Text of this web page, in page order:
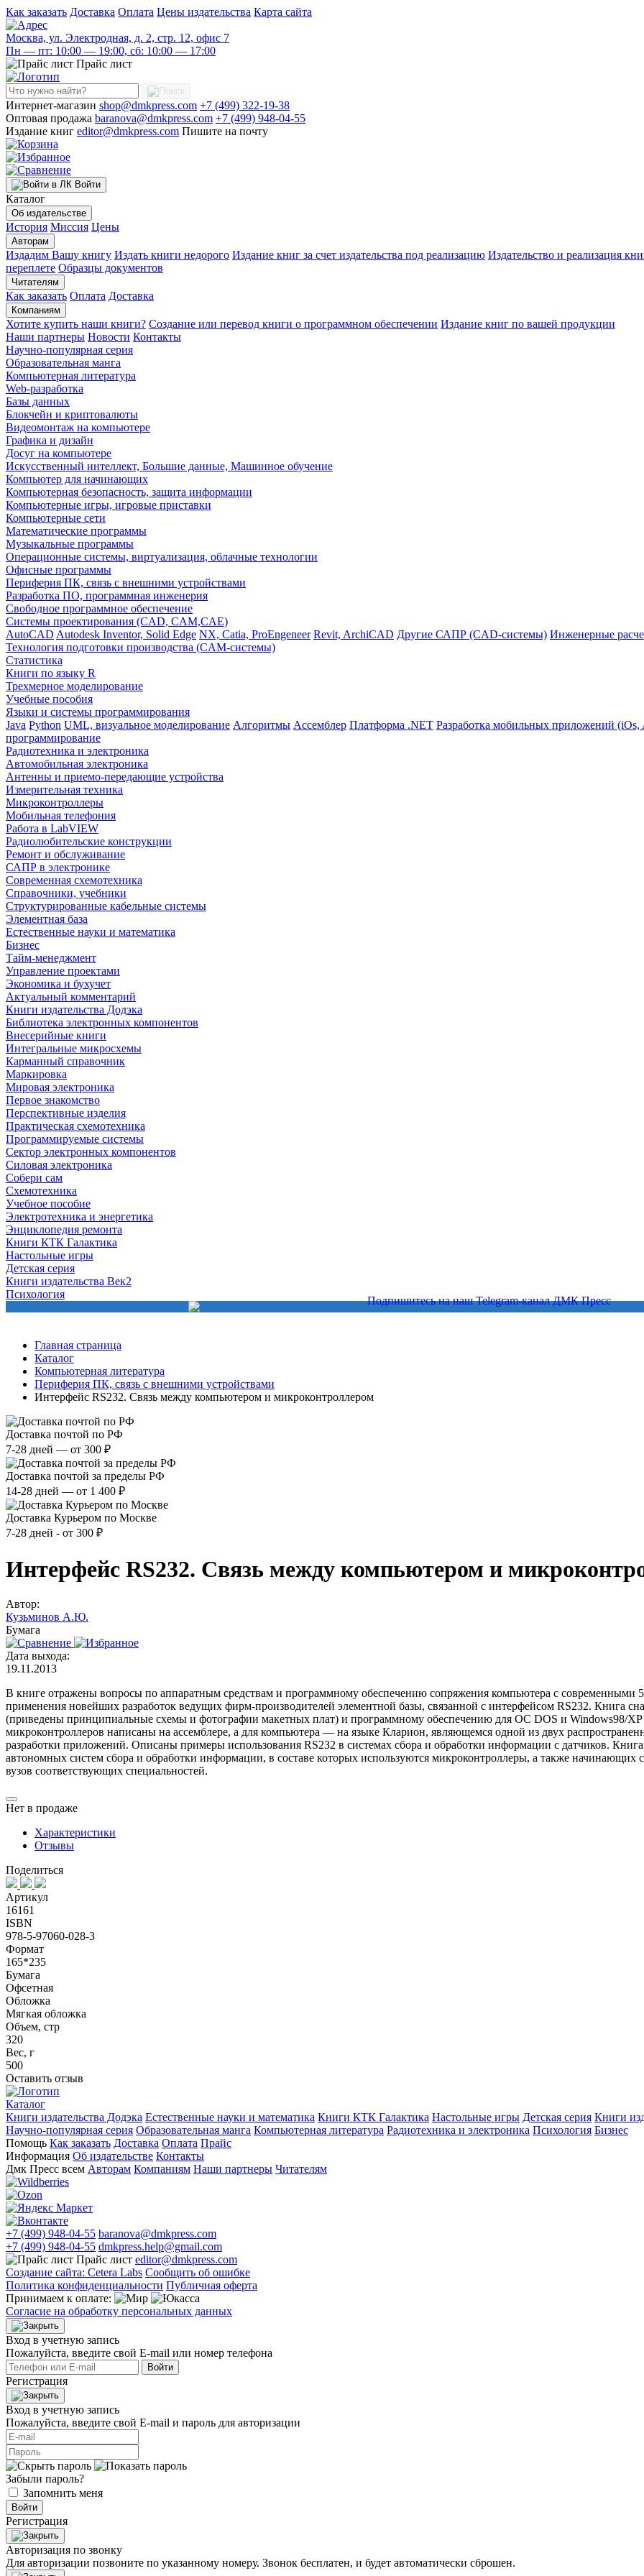
Как заказать Доставка Оплата Цены издательства Карта сайта
Москва, ул. Электродная, д. 2, стр. 12, офис 7
Пн — пт: 10:00 — 19:00, сб: 10:00 — 17:00
Прайс лист
Интернет-магазин shop@dmkpress.com +7 (499) 322-19-38
Оптовая продажа baranova@dmkpress.com +7 (499) 948-04-55
Издание книг editor@dmkpress.com Пишите на почту
Войти
Каталог
Об издательстве
История Миссия Цены
Авторам
Издадим Вашу книгу Издать книги недорого Издание книг за счет издательства под реализацию Издательство и реализация
переплете Образцы документов
Читателям
Как заказать Оплата Доставка
Компаниям
Хотите купить наши книги? Создание или перевод книги о программном обеспечении Издание книг по вашей продукции
Наши партнеры Новости Контакты
Научно-популярная серия
Образовательная манга
Компьютерная литература
Web-разработка
Базы данных
Блокчейн и криптовалюты
Видеомонтаж на компьютере
Графика и дизайн
Досуг на компьютере
Искусственный интеллект, Большие данные, Машинное обучение
Компьютер для начинающих
Компьютерная безопасность, защита информации
Компьютерные игры, игровые приставки
Компьютерные сети
Математические программы
Музыкальные программы
Операционные системы, виртуализация, облачные технологии
Офисные программы
Периферия ПК, связь с внешними устройствами
Разработка ПО, программная инженерия
Свободное программное обеспечение
Системы проектирования (CAD, CAM,CAE)
AutoCAD Autodesk Inventor, Solid Edge NX, Catia, ProEngeneer Revit, ArchiCAD Другие САПР (CAD-системы) Инженерные
Технология подготовки производства (CAM-системы)
Статистика
Книги по языку R
Трехмерное моделирование
Учебные пособия
Языки и системы программирования
Java Python UML, визуальное моделирование Алгоритмы Ассемблер Платформа .NET Разработка мобильных приложений (iOs,
программирование
Радиотехника и электроника
Автомобильная электроника
Антенны и приемо-передающие устройства
Измерительная техника
Микроконтроллеры
Мобильная телефония
Работа в LabVIEW
Радиолюбительские конструкции
Ремонт и обслуживание
САПР в электронике
Современная схемотехника
Справочники, учебники
Структурированные кабельные системы
Элементная база
Естественные науки и математика
Бизнес
Тайм-менеджмент
Управление проектами
Экономика и бухучет
Актуальный комментарий
Книги издательства Додэка
Библиотека электронных компонентов
Внесерийные книги
Интегральные микросхемы
Карманный справочник
Маркировка
Мировая электроника
Первое знакомство
Перспективные изделия
Практическая схемотехника
Программируемые системы
Сектор электронных компонентов
Силовая электроника
Собери сам
Схемотехника
Учебное пособие
Электротехника и энергетика
Энциклопедия ремонта
Книги КТК Галактика
Настольные игры
Детская серия
Книги издательства Век2
Психология
Главная страница
Каталог
Компьютерная литература
Периферия ПК, связь с внешними устройствами
Интерфейс RS232. Связь между компьютером и микроконтроллером
Доставка почтой по РФ
7-28 дней — от 300 ₽
Доставка почтой за пределы РФ
14-28 дней — от 1 400 ₽
Доставка Курьером по Москве
7-28 дней - от 300 ₽
Интерфейс RS232. Связь между компьютером и
Автор:
Кузьминов А.Ю.
Бумага
Дата выхода:
19.11.2013
В книге отражены вопросы по аппаратным средствам и программному обеспечению сопряжения компьютера с
применения новейших разработок ведущих фирм-производителей элементной базы, связанной с интерфейсом RS232. Книга
(приведены принципиальные схемы и фотографии макетных плат) и программному обеспечению для ОС DOS и Windows98/
микроконтроллеров написаны на ассемблере, а для компьютера — на языке Кларион, являющемся одной из двух
разработки приложений. Описаны примеры использования RS232 в системах сбора и обработки информации с датчиков.
автономных систем сбора и обработки информации, в составе которых используются микроконтроллеры, а также начинающих
вузов соответствующих специальностей.
Нет в продаже
Характеристики
Отзывы
Поделиться
Артикул
16161
ISBN
978-5-97060-028-3
Формат
165*235
Бумага
Офсетная
Обложка
Мягкая обложка
Объем, стр
320
Вес, г
500
Оставить отзыв
Каталог
Книги издательства Додэка Естественные науки и математика Книги КТК Галактика Настольные игры Детская серия Книги
Научно-популярная серия Образовательная манга Компьютерная литература Радиотехника и электроника Психология Бизнес
Помощь Как заказать Доставка Оплата Прайс
Информация Об издательстве Контакты
Дмк Пресс всем Авторам Компаниям Наши партнеры Читателям
+7 (499) 948-04-55 baranova@dmkpress.com
+7 (499) 948-04-55 dmkpress.help@gmail.com
Прайс лист editor@dmkpress.com
Создание сайта: Cetera Labs Сообщить об ошибке
Политика конфиденциальности Публичная оферта
Принимаем к оплате:
Согласие на обработку персональных данных
Вход в учетную запись
Пожалуйста, введите свой E‑mail или номер телефона
Войти
Регистрация
Вход в учетную запись
Пожалуйста, введите свой E‑mail и пароль для авторизации
Забыли пароль?
Запомнить меня
Войти
Регистрация
Авторизация по звонку
Для авторизации позвоните по указанному номеру. Звонок бесплатен, и будет автоматически сброшен.